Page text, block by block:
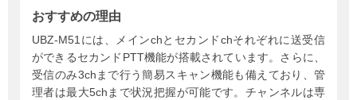
おすすめの理由
UBZ-M51には、メインchとセカンドchそれぞれに送受信
ができるセカンドPTT機能が搭載されています。さらに、
受信のみ3chまで行う簡易スキャン機能も備えており、管
理者は最大5chまで状況把握が可能です。チャンネルは専